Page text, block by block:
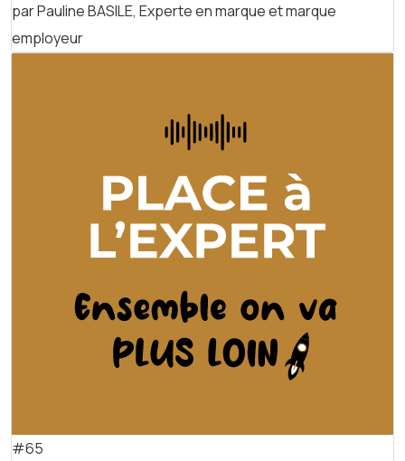
par Pauline BASILE, Experte en marque et marque
employeur
#65